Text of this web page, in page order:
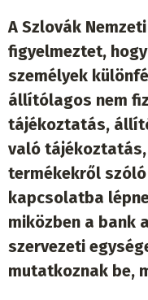
A Szlovák
figyelmeztet,
személyek
állítólagos nem
tájékoztatás,
való
termékekről
kapcsolatba
miközben a bank
szervezeti
mutatkoznak be,